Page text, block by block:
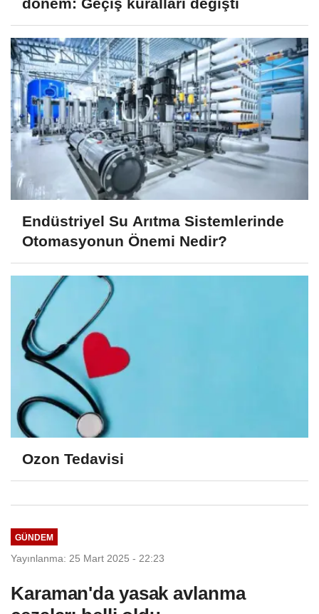
Endüstriyel Su Arıtma Sistemlerinde
Otomasyonun Önemi Nedir?
Ozon Tedavisi
GÜNDEM
Yayınlanma: 25 Mart 2025 - 22:23
Karaman'da yasak avlanma